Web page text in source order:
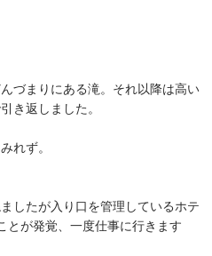
づまりにある滝。それ以降は高い
き返しました。
れず。
したが入り口を管理しているホテ
とが発覚、一度仕事に行きます